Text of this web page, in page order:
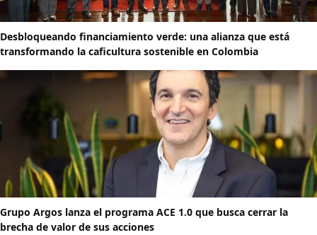
Desbloqueando financiamiento verde: una alianza que está
transformando la caficultura sostenible en Colombia
Grupo Argos lanza el programa ACE 1.0 que busca cerrar la
brecha de valor de sus acciones